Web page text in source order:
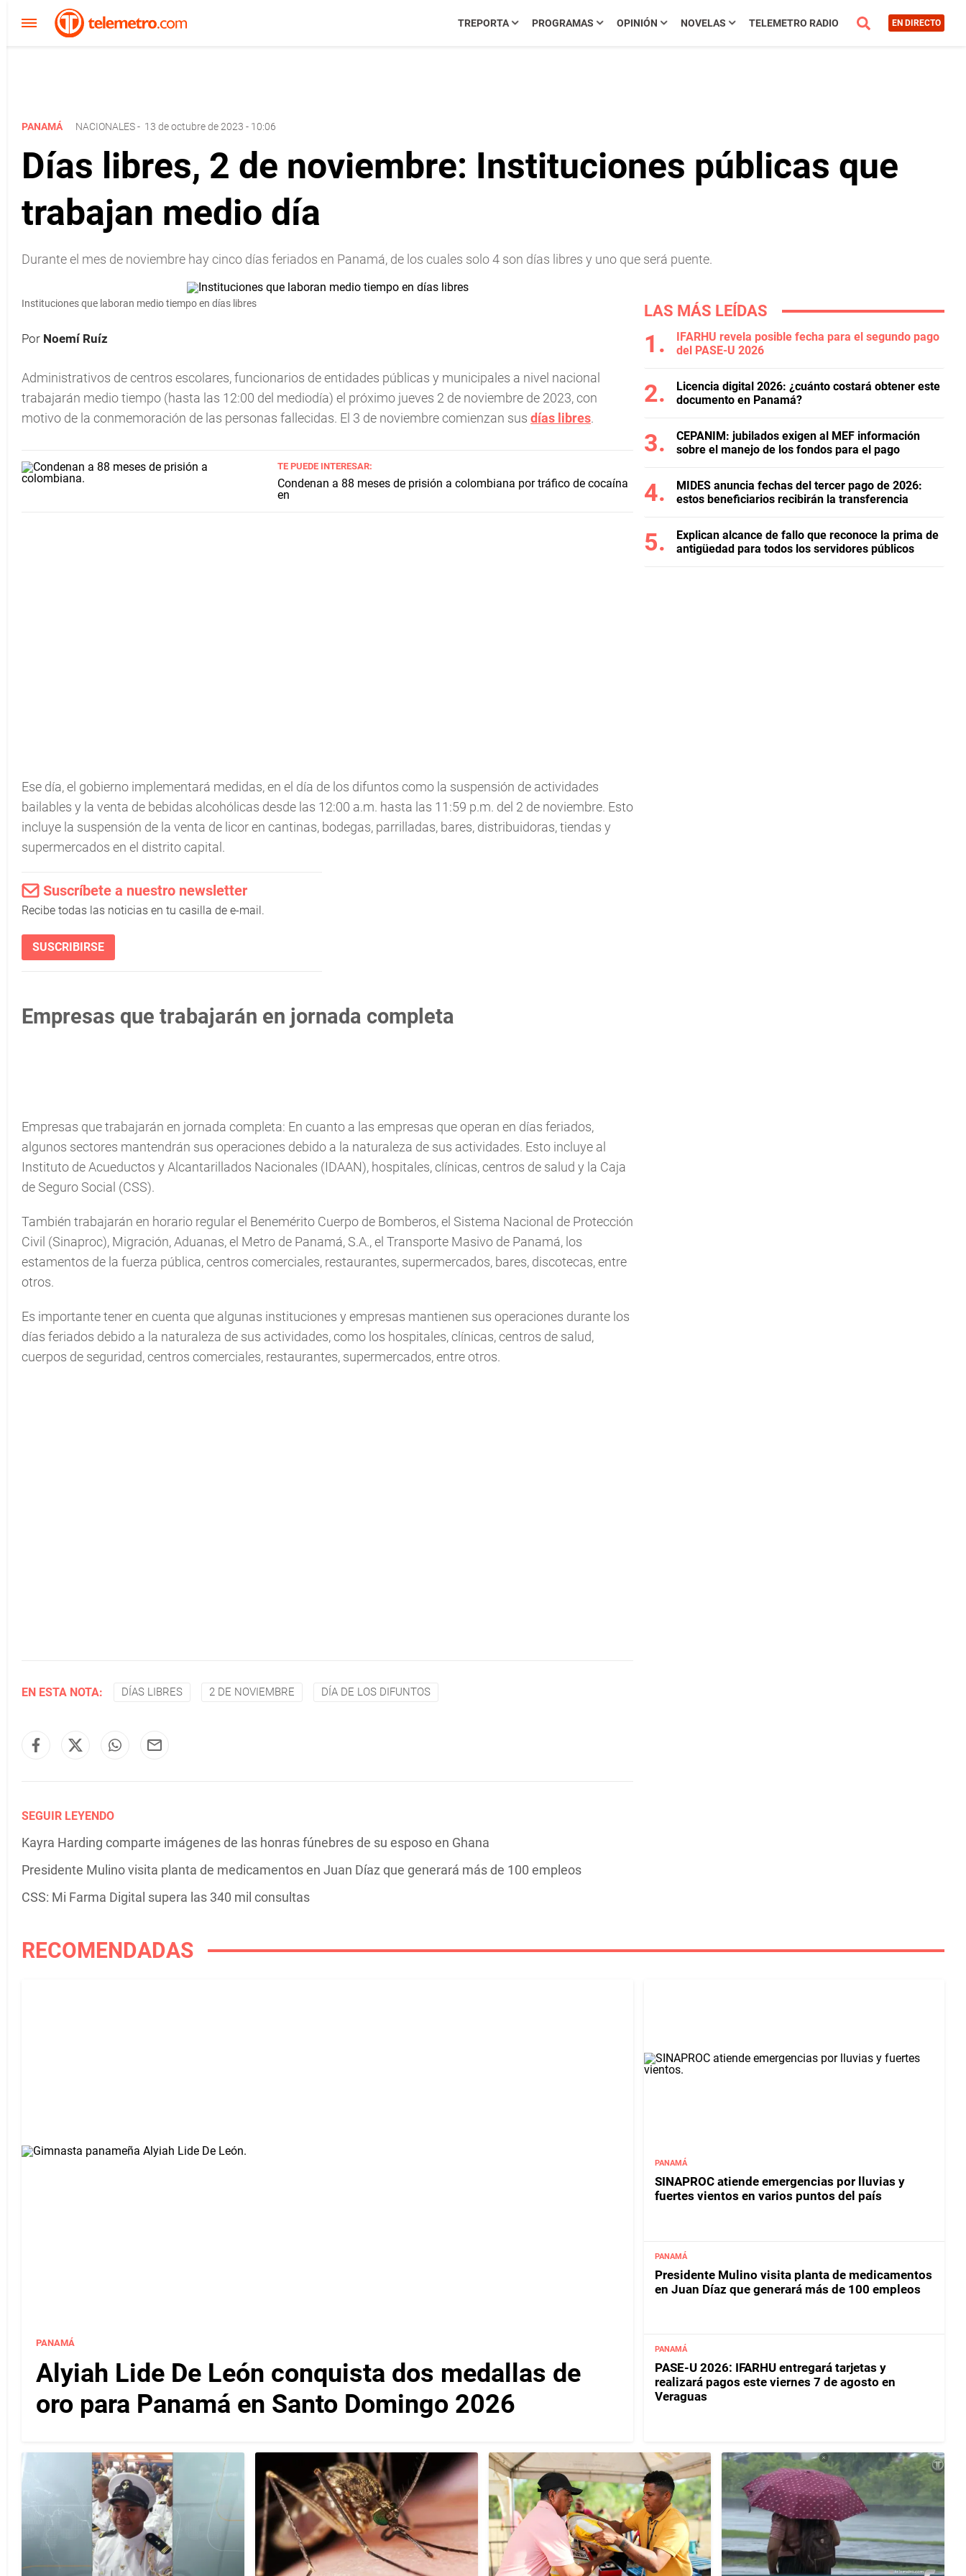
TREPORTA PROGRAMAS OPINIÓN NOVELAS TELEMETRO RADIO EN DIRECTO
PANAMÁ NACIONALES- 13 de octubre de 2023 - 10:06
Días libres, 2 de noviembre: Instituciones públicas que
trabajan medio día
Durante el mes de noviembre hay cinco días feriados en Panamá, de los cuales solo 4 son días libres y uno que será puente.
Instituciones que laboran medio tiempo en días libres
Por Noemí Ruíz
Administrativos de centros escolares, funcionarios de entidades públicas y municipales a nivel nacional
trabajarán medio tiempo (hasta las 12:00 del mediodía) el próximo jueves 2 de noviembre de 2023, con
motivo de la conmemoración de las personas fallecidas. El 3 de noviembre comienzan sus días libres.
TE PUEDE INTERESAR:
Condenan a 88 meses de prisión a colombiana por tráfico de cocaína
en
Ese día, el gobierno implementará medidas, en el día de los difuntos como la suspensión de actividades
bailables y la venta de bebidas alcohólicas desde las 12:00 a.m. hasta las 11:59 p.m. del 2 de noviembre. Esto
incluye la suspensión de la venta de licor en cantinas, bodegas, parrilladas, bares, distribuidoras, tiendas y
supermercados en el distrito capital.
Suscríbete a nuestro newsletter
Recibe todas las noticias en tu casilla de e-mail.
SUSCRIBIRSE
Empresas que trabajarán en jornada completa
Empresas que trabajarán en jornada completa: En cuanto a las empresas que operan en días feriados,
algunos sectores mantendrán sus operaciones debido a la naturaleza de sus actividades. Esto incluye al
Instituto de Acueductos y Alcantarillados Nacionales (IDAAN), hospitales, clínicas, centros de salud y la Caja
de Seguro Social (CSS).
También trabajarán en horario regular el Benemérito Cuerpo de Bomberos, el Sistema Nacional de Protección
Civil (Sinaproc), Migración, Aduanas, el Metro de Panamá, S.A., el Transporte Masivo de Panamá, los
estamentos de la fuerza pública, centros comerciales, restaurantes, supermercados, bares, discotecas, entre
otros.
Es importante tener en cuenta que algunas instituciones y empresas mantienen sus operaciones durante los
días feriados debido a la naturaleza de sus actividades, como los hospitales, clínicas, centros de salud,
cuerpos de seguridad, centros comerciales, restaurantes, supermercados, entre otros.
EN ESTA NOTA: DÍAS LIBRES 2 DE NOVIEMBRE DÍA DE LOS DIFUNTOS
SEGUIR LEYENDO
Kayra Harding comparte imágenes de las honras fúnebres de su esposo en Ghana
Presidente Mulino visita planta de medicamentos en Juan Díaz que generará más de 100 empleos
CSS: Mi Farma Digital supera las 340 mil consultas
LAS MÁS LEÍDAS
IFARHU revela posible fecha para el segundo pago
del PASE-U 2026
Licencia digital 2026: ¿cuánto costará obtener este
documento en Panamá?
CEPANIM: jubilados exigen al MEF información
sobre el manejo de los fondos para el pago
MIDES anuncia fechas del tercer pago de 2026:
estos beneficiarios recibirán la transferencia
Explican alcance de fallo que reconoce la prima de
antigüedad para todos los servidores públicos
RECOMENDADAS
PANAMÁ
Alyiah Lide De León conquista dos medallas de
oro para Panamá en Santo Domingo 2026
PANAMÁ
SINAPROC atiende emergencias por lluvias y
fuertes vientos en varios puntos del país
PANAMÁ
Presidente Mulino visita planta de medicamentos
en Juan Díaz que generará más de 100 empleos
PANAMÁ
PASE-U 2026: IFARHU entregará tarjetas y
realizará pagos este viernes 7 de agosto en
Veraguas